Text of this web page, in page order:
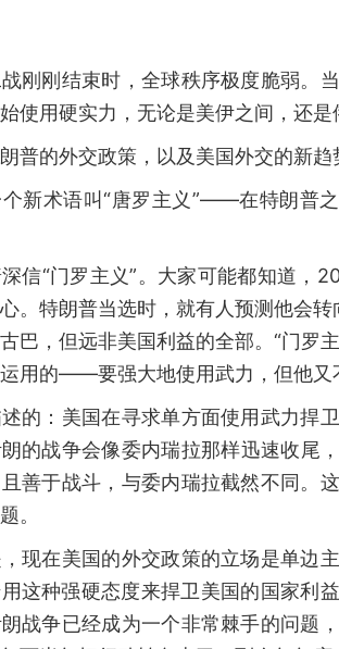
刚刚结束时，全球秩序极度脆弱。
使用硬实力，无论是美伊之间，还是
普的外交政策，以及美国外交的新趋
新术语叫“唐罗主义”——在特朗普
信“门罗主义”。大家可能都知道，
。特朗普当选时，就有人预测他会
巴，但远非美国利益的全部。“门罗
用的——要强大地使用武力，但他又
的：美国在寻求单方面使用武力捍
的战争会像委内瑞拉那样迅速收
善于战斗，与委内瑞拉截然不同。
。
现在美国的外交政策的立场是单边
种强硬态度来捍卫美国的国家利
战争已经成为一个非常棘手的问题